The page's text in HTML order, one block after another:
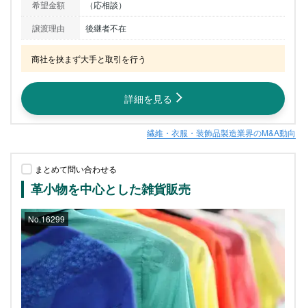
希望金額
（応相談）
譲渡理由
後継者不在
商社を挟まず大手と取引を行う
詳細を見る
繊維・衣服・装飾品製造業界のM&A動向
まとめて問い合わせる
革小物を中心とした雑貨販売
No.16299